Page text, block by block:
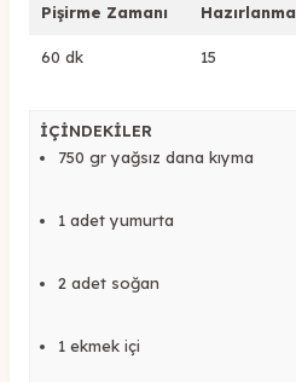
Pişirme Zamanı Hazırlanma
60 dk 15
İÇİNDEKİLER
750 gr yağsız dana kıyma
1 adet yumurta
2 adet soğan
1 ekmek içi